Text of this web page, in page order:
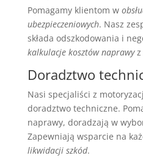
Pomagamy klientom w
ubezpieczeniowych. Nasz
składa odszkodowania i
kalkulacje kosztów naprawyz
Doradztwo
Nasi specjaliści z
doradztwo techniczne.
naprawy, doradzają w
Zapewniają wsparcie na
likwidacji szkód.